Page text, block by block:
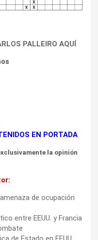
PALLEIRO AQUÍ
EN PORTADA
la opinión
de ocupación
entre EEUU. y Francia